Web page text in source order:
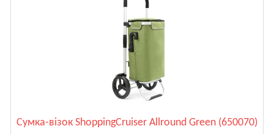
Сумка-візок ShoppingCruiser Allround Green (650070)